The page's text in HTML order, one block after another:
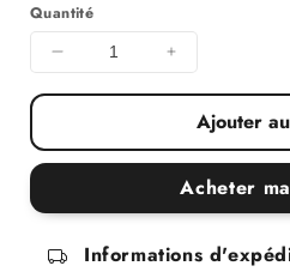
Quantité
Diminuer la quantité
Augmenter
Ajouter
Acheter
Informations